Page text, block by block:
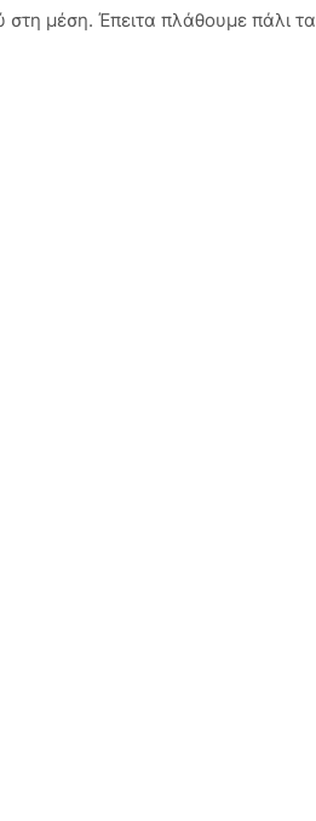
στη μέση. Έπειτα πλάθουμε πάλι τα